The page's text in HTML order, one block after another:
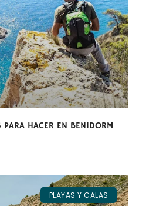
HACER EN BENIDORM
PLAYAS Y CALAS